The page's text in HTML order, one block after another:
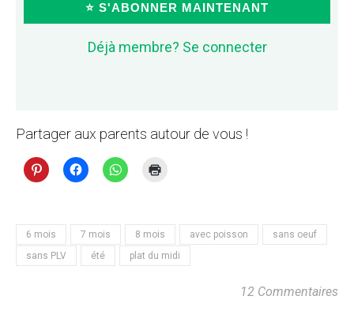
⭐ S'ABONNER MAINTENANT
Déjà membre? Se connecter
Partager aux parents autour de vous !
6 mois 7 mois 8 mois avec poisson
sans oeuf
sans PLV
été plat du midi
12 Commentaires